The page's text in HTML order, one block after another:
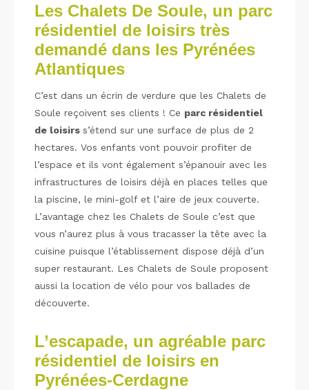
Les Chalets De Soule, un parc
résidentiel de loisirs très
demandé dans les Pyrénées
Atlantiques
C’est dans un écrin de verdure que les Chalets de
Soule reçoivent ses clients ! Ce parc résidentiel
de loisirs s’étend sur une surface de plus de 2
hectares. Vos enfants vont pouvoir profiter de
l’espace et ils vont également s’épanouir avec les
infrastructures de loisirs déjà en places telles que
la piscine, le mini-golf et l’aire de jeux couverte.
L’avantage chez les Chalets de Soule c’est que
vous n’aurez plus à vous tracasser la tête avec la
cuisine puisque l’établissement dispose déjà d’un
super restaurant. Les Chalets de Soule proposent
aussi la location de vélo pour vos ballades de
découverte.
L’escapade, un agréable parc
résidentiel de loisirs en
Pyrénées-Cerdagne